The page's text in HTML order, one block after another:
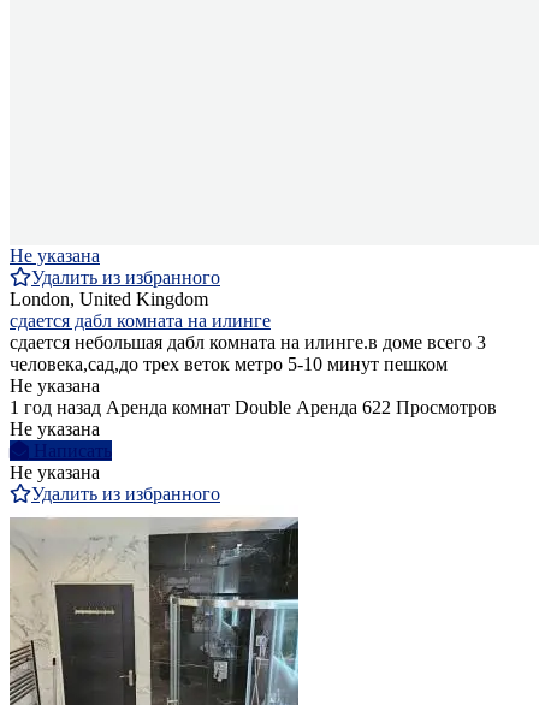
Не указана
Удалить из избранного
London, United Kingdom
сдается дабл комната на илинге
сдается небольшая дабл комната на илинге.в доме всего 3
человека,сад,до трех веток метро 5-10 минут пешком
Не указана
1 год назад Аренда комнат Double Аренда 622 Просмотров
Не указана
Написать
Не указана
Удалить из избранного